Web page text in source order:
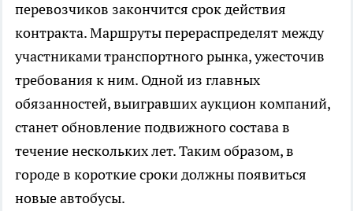
перевозчиков закончится срок действия
контракта. Маршруты перераспределят между
участниками транспортного рынка, ужесточив
требования к ним. Одной из главных
обязанностей, выигравших аукцион компаний,
станет обновление подвижного состава в
течение нескольких лет. Таким образом, в
городе в короткие сроки должны появиться
новые автобусы.